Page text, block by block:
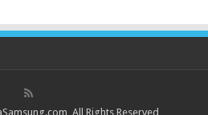
All Rights Reserved